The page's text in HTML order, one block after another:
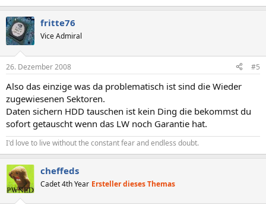
fritte76
Vice Admiral
26. Dezember 2008 #5
Also das einzige was da problematisch ist sind die Wieder
zugewiesenen Sektoren.
Daten sichern HDD tauschen ist kein Ding die bekommst du
sofort getauscht wenn das LW noch Garantie hat.
I'd love to live without the constant fear and endless doubt.
cheffeds
Cadet 4th Year Ersteller dieses Themas